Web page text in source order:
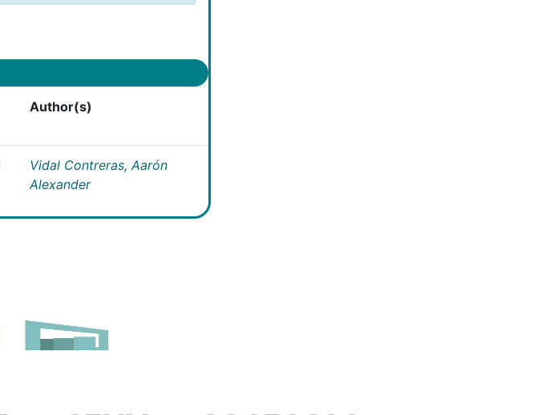
Author(s)
Vidal Contreras, Aarón
Alexander